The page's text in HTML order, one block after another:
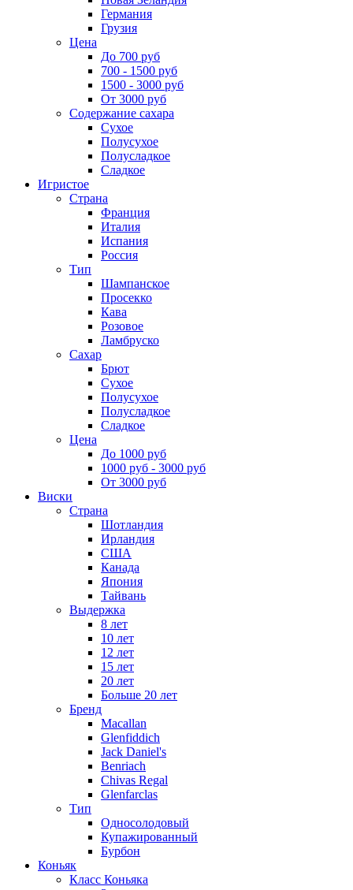
Германия
Грузия
Цена
До 700 руб
700 - 1500 руб
1500 - 3000 руб
От 3000 руб
Содержание сахара
Сухое
Полусухое
Полусладкое
Сладкое
Игристое
Страна
Франция
Италия
Испания
Россия
Тип
Шампанское
Просекко
Кава
Розовое
Ламбруско
Сахар
Брют
Сухое
Полусухое
Полусладкое
Сладкое
Цена
До 1000 руб
1000 руб - 3000 руб
От 3000 руб
Виски
Страна
Шотландия
Ирландия
США
Канада
Япония
Тайвань
Выдержка
8 лет
10 лет
12 лет
15 лет
20 лет
Больше 20 лет
Бренд
Macallan
Glenfiddich
Jack Daniel's
Benriach
Chivas Regal
Glenfarclas
Тип
Односолодовый
Купажированный
Бурбон
Коньяк
Класс Коньяка